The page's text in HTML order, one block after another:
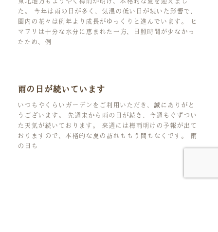
た。 今年は雨の日が多く、気温の低い日が続いた影響で、
園内の花々は例年より成長がゆっくりと進んでいます。 ヒ
マワリは十分な水分に恵まれた一方、日照時間が少なかっ
たため、例
雨の日が続いています
いつもやくらいガーデンをご利用いただき、誠にありがと
うございます。 先週末から雨の日が続き、今週もぐずつい
た天気が続いております。 来週には梅雨明けの予報が出て
おりますので、本格的な夏の訪れももう間もなくです。 雨
の日も